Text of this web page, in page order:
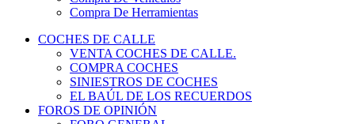
COCHES DE CALLE
VENTA COCHES DE CALLE.
COMPRA COCHES
SINIESTROS DE COCHES
EL BAÚL DE LOS RECUERDOS
FOROS DE OPINIÓN
FORO GENERAL
WRC